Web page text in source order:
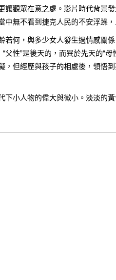
觀眾在意之處。影片時代背景發
無不看到捷克人民的不安浮躁，
若何，與多少女人發生過情感關
父性”是後天的，而異於先天的“
，但經歷與孩子的相處後，領悟
小人物的偉大與微小。淡淡的